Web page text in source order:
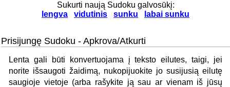
Sukurti naują Sudoku galvosūkį:
lengva
vidutinis sunku labai sunku
Prisijungę Sudoku - Apkrova/Atkurti
Lenta gali būti konvertuojama į teksto eilutes, taigi, jei
norite išsaugoti žaidimą, nukopijuokite jo susijusią eilutę
saugioje vietoje (arba rašykite ją sau ar vienam iš jūsų